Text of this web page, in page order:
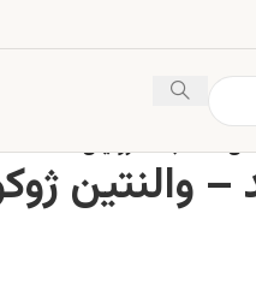
– کتاب الکترونیکی
والنتین